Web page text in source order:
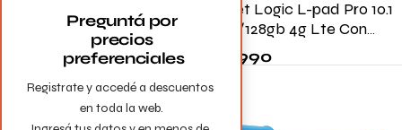
Tablet Educativa 10" (4
GB+12 GB /64 GB)
Tablet Logic L-pad Pro 10.1
16gb/128gb 4g Lte Con
Teclado
10.990
Registrate y accedé a descuentos
en toda la web.
Preguntá por
precios
preferenciales